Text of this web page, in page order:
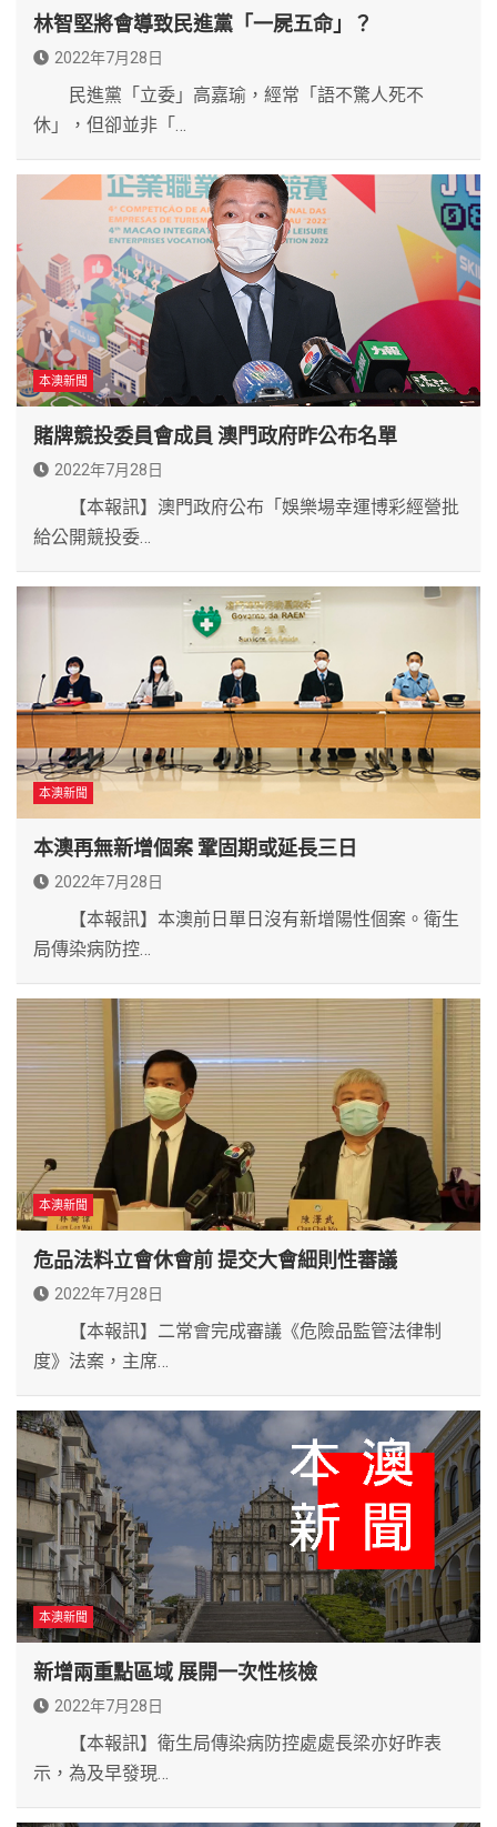
林智堅將會導致民進黨「一屍五命」？
2022年7月28日
民進黨「立委」高嘉瑜，經常「語不驚人死不
休」，但卻並非「…
本澳新聞
賭牌競投委員會成員 澳門政府昨公布名單
2022年7月28日
【本報訊】澳門政府公布「娛樂場幸運博彩經營批
給公開競投委…
本澳新聞
本澳再無新增個案 鞏固期或延長三日
2022年7月28日
【本報訊】本澳前日單日沒有新增陽性個案。衛生
局傳染病防控…
本澳新聞
危品法料立會休會前 提交大會細則性審議
2022年7月28日
【本報訊】二常會完成審議《危險品監管法律制
度》法案，主席…
本澳新聞
新增兩重點區域 展開一次性核檢
2022年7月28日
【本報訊】衛生局傳染病防控處處長梁亦好昨表
示，為及早發現…